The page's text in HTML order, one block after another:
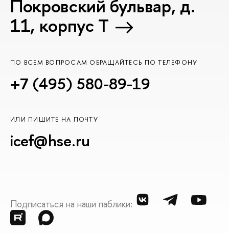
Покровский бульвар, д.
11, корпус T
ПО ВСЕМ ВОПРОСАМ ОБРАЩАЙТЕСЬ ПО ТЕЛЕФОНУ
+7 (495) 580-89-19
ИЛИ ПИШИТЕ НА ПОЧТУ
icef@hse.ru
Подписаться на наши паблики: